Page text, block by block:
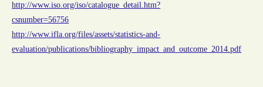
http://www.iso.org/iso/catalogue_detail.htm?
csnumber=56756
http://www.ifla.org/files/assets/statistics-and-
evaluation/publications/bibliography_impact_and_outcome_2014.pdf